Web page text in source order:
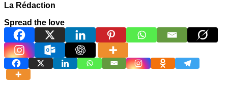
La Rédaction
Spread the love